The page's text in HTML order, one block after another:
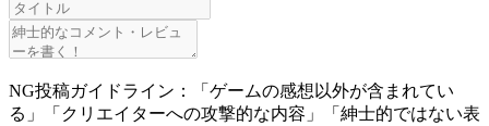
NG投稿ガイドライン：「ゲームの感想以外が含まれてい
る」「クリエイターへの攻撃的な内容」「紳士的ではない表